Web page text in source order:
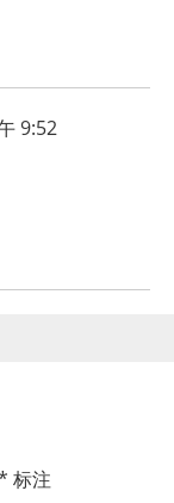
9:52
标注